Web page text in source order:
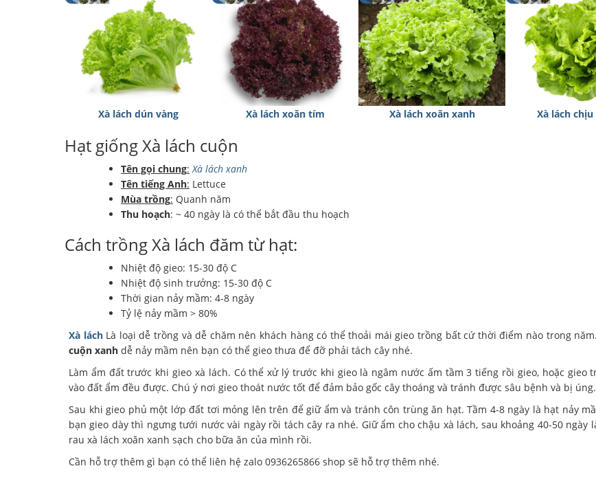
Xà lách dún vàng Xà lách xoăn tím Xà lách xoăn xanh Xà lách
Hạt giống Xà lách cuộn
Tên gọi chung: Xà lách xanh
Tên tiếng Anh: Lettuce
Mùa trồng: Quanh năm
Thu hoạch: ~ 40 ngày là có thể bắt đầu thu hoạch
Cách trồng Xà lách đăm từ hạt:
Nhiệt độ gieo: 15-30 độ C
Nhiệt độ sinh trưởng: 15-30 độ C
Thời gian nảy mầm: 4-8 ngày
Tỷ lệ nảy mầm > 80%
Xà láchLà loại dễ trồng và dễ chăm nên khách hàng có thể thoải mái gieo trồng bất cứ thời điểm nào trong
cuộn xanh dễ nảy mầm nên bạn có thể gieo thưa để đỡ phải tách cây nhé.
Làm ẩm đất trước khi gieo xà lách. Có thể xử lý trước khi gieo là ngâm nước ấm tầm 3 tiếng rồi gieo, hoặc gieo
vào đất ẩm đều được. Chú ý nơi gieo thoát nước tốt để đảm bảo gốc cây thoáng và tránh được sâu bệnh và bị úng.
Sau khi gieo phủ một lớp đất tơi mỏng lên trên để giữ ẩm và tránh côn trùng ăn hạt. Tầm 4-8 ngày là hạt nảy
bạn gieo dày thì ngưng tưới nước vài ngày rồi tách cây ra nhé. Giữ ẩm cho chậu xà lách, sau khoảng 40-50 ngày
rau xà lách xoăn xanh sạch cho bữa ăn của mình rồi.
Cần hỗ trợ thêm gì bạn có thể liên hệ zalo 0936265866 shop sẽ hỗ trợ thêm nhé.